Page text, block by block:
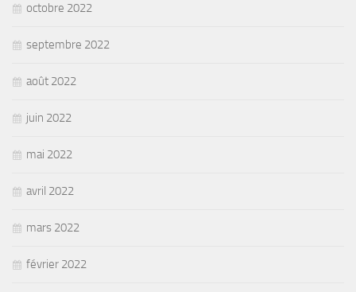
octobre 2022
septembre 2022
août 2022
juin 2022
mai 2022
avril 2022
mars 2022
février 2022